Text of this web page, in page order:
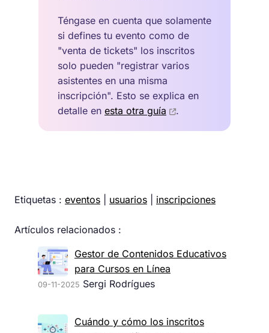
Téngase en cuenta que solamente
si defines tu evento como de
"venta de tickets" los inscritos
solo pueden "registrar varios
asistentes en una misma
inscripción". Esto se explica en
detalle en esta otra guía .
Etiquetas : eventos usuarios inscripciones
Artículos relacionados :
Gestor de Contenidos Educativos
para Cursos en Línea
09-11-2025 Sergi Rodrígues
Cuándo y cómo los inscritos